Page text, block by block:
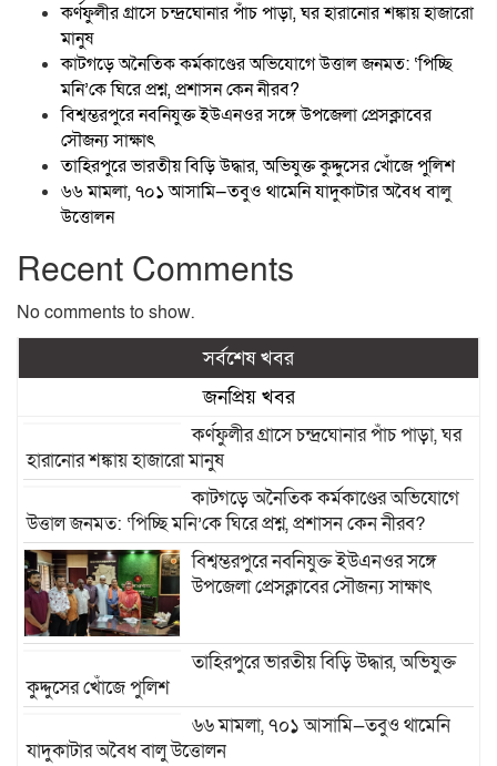
কর্ণফুলীর গ্রাসে চন্দ্রঘোনার পাঁচ পাড়া, ঘর হারানোর শঙ্কায় হাজারো
মানুষ
কাটগড়ে অনৈতিক কর্মকাণ্ডের অভিযোগে উত্তাল জনমত: ‘পিচ্ছি
মনি’কে ঘিরে প্রশ্ন, প্রশাসন কেন নীরব?
বিশ্বম্ভরপুরে নবনিযুক্ত ইউএনওর সঙ্গে উপজেলা প্রেসক্লাবের
সৌজন্য সাক্ষাৎ
তাহিরপুরে ভারতীয় বিড়ি উদ্ধার, অভিযুক্ত কুদ্দুসের খোঁজে পুলিশ
৬৬ মামলা, ৭০১ আসামি—তবুও থামেনি যাদুকাটার অবৈধ বালু
উত্তোলন
Recent Comments
No comments to show.
সর্বশেষ খবর
জনপ্রিয় খবর
কর্ণফুলীর গ্রাসে চন্দ্রঘোনার পাঁচ পাড়া, ঘর
হারানোর শঙ্কায় হাজারো মানুষ
কাটগড়ে অনৈতিক কর্মকাণ্ডের অভিযোগে
উত্তাল জনমত: ‘পিচ্ছি মনি’কে ঘিরে প্রশ্ন, প্রশাসন কেন নীরব?
বিশ্বম্ভরপুরে নবনিযুক্ত ইউএনওর সঙ্গে
উপজেলা প্রেসক্লাবের সৌজন্য সাক্ষাৎ
তাহিরপুরে ভারতীয় বিড়ি উদ্ধার, অভিযুক্ত
কুদ্দুসের খোঁজে পুলিশ
৬৬ মামলা, ৭০১ আসামি—তবুও থামেনি
যাদুকাটার অবৈধ বালু উত্তোলন